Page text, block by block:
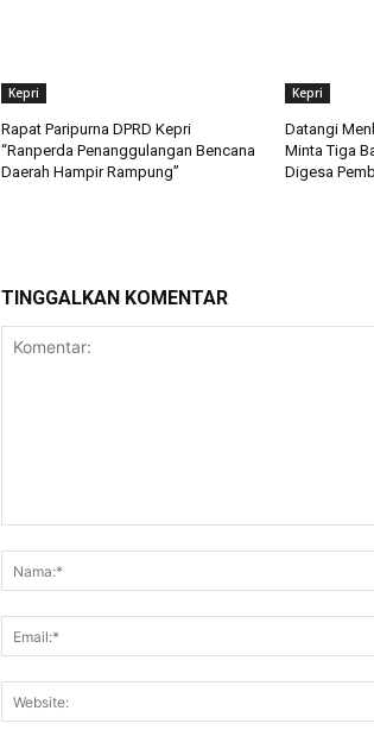
Kepri
Rapat Paripurna DPRD Kepri
“Ranperda Penanggulangan Bencana
Daerah Hampir Rampung”
Kepri
Datangi
Minta Tiga
Digesa
TINGGALKAN KOMENTAR